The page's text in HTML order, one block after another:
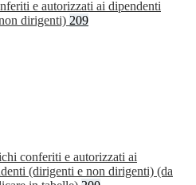
e autorizzati ai dipendenti
dirigenti) 209
conferiti e autorizzati ai
(dirigenti e non dirigenti) (da